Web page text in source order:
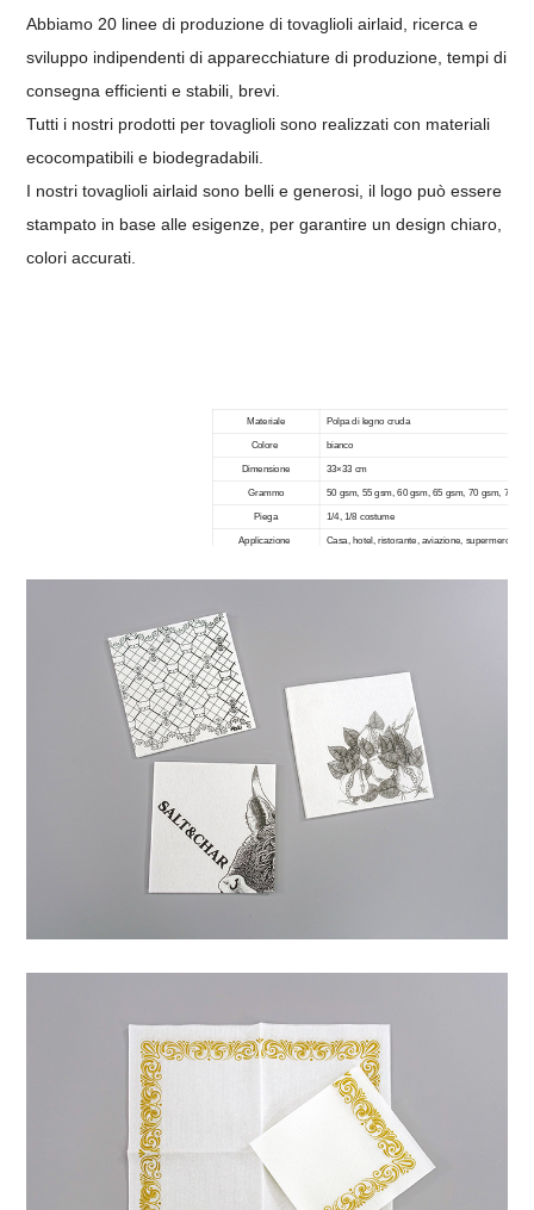
Abbiamo 20 linee di produzione di tovaglioli airlaid, ricerca e
sviluppo indipendenti di apparecchiature di produzione, tempi di
consegna efficienti e stabili, brevi.
Tutti i nostri prodotti per tovaglioli sono realizzati con materiali
ecocompatibili e biodegradabili.
I nostri tovaglioli airlaid sono belli e generosi, il logo può essere
stampato in base alle esigenze, per garantire un design chiaro,
colori accurati.
Materiale Polpa di legno cruda
Colore bianco
Dimensione 33×33 cm
Grammo 50 gsm, 55 gsm, 60 gsm,65 gsm, 70 gsm, 75
Piega 1/4, 1/8costume
Applicazione Casa, hotel, ristorante, aviazione, supermercato,
Servizio di esempio